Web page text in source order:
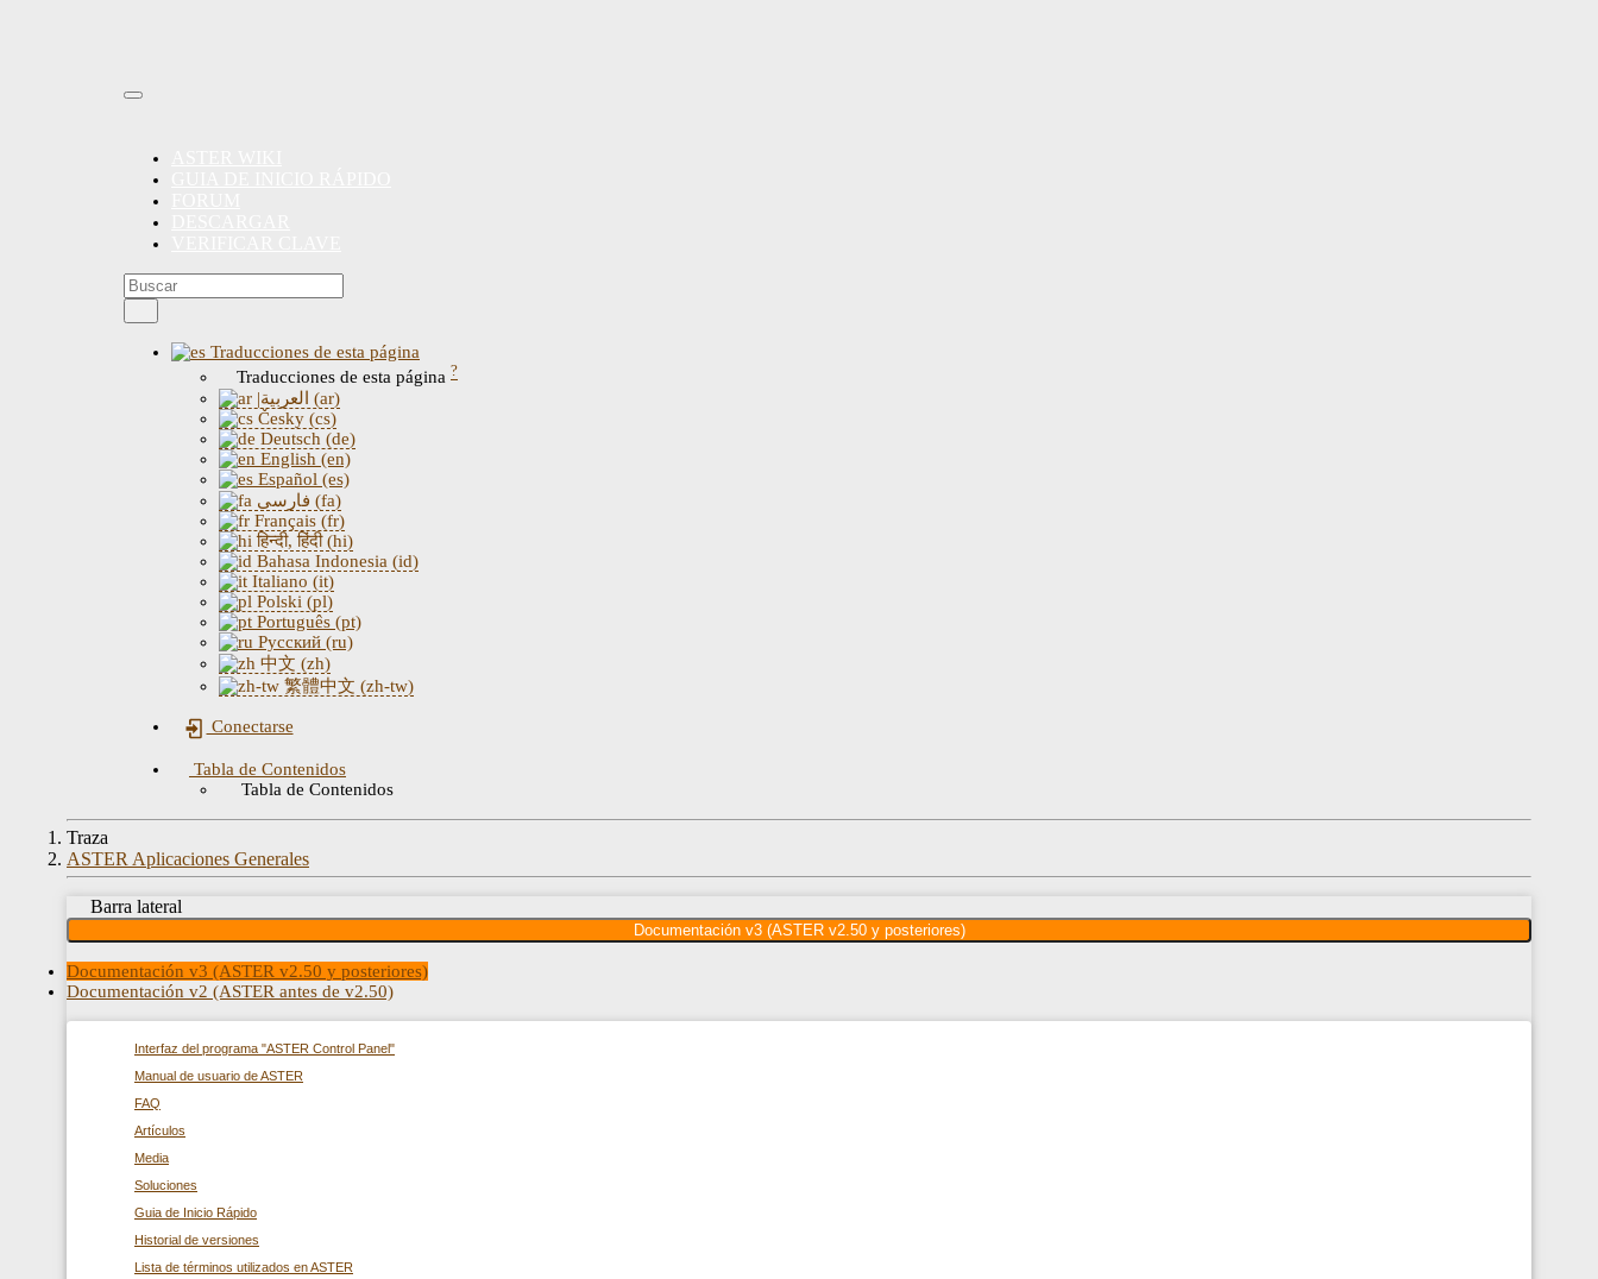
Traducciones de esta página
Traducciones de esta página ?
|العربية (ar)
Česky (cs)
Deutsch (de)
English (en)
Español (es)
فارسی (fa)
Français (fr)
हिन्दी, हिंदी (hi)
Bahasa Indonesia (id)
Italiano (it)
Polski (pl)
Português (pt)
Русский (ru)
中文 (zh)
繁體中文 (zh-tw)
Conectarse
Tabla de Contenidos
Tabla de Contenidos
Traza
ASTER Aplicaciones Generales
Barra lateral
Documentación v3 (ASTER v2.50 y posteriores)
Documentación v3 (ASTER v2.50 y posteriores)
Documentación v2 (ASTER antes de v2.50)
Interfaz del programa "ASTER Control Panel"
Manual de usuario de ASTER
FAQ
Artículos
Media
Soluciones
Guia de Inicio Rápido
Historial de versiones
Lista de términos utilizados en ASTER